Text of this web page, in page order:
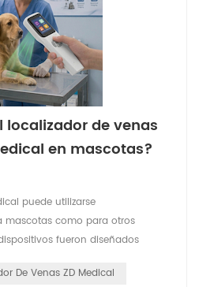
localizador de venas
en mascotas?
puede utilizarse
como para otros
fueron diseñados
en general a los
De Venas ZD Medical